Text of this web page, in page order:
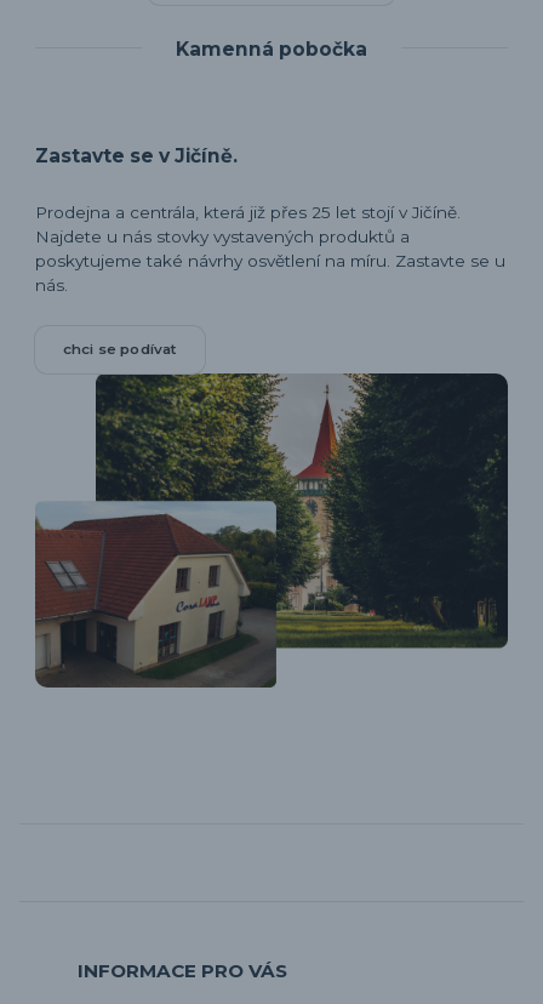
Kamenná pobočka
Zastavte se v Jičíně.
Prodejna a centrála, která již přes 25 let stojí v Jičíně.
Najdete u nás stovky vystavených produktů a
poskytujeme také návrhy osvětlení na míru. Zastavte se u
nás.
chci se podívat
INFORMACE PRO VÁS